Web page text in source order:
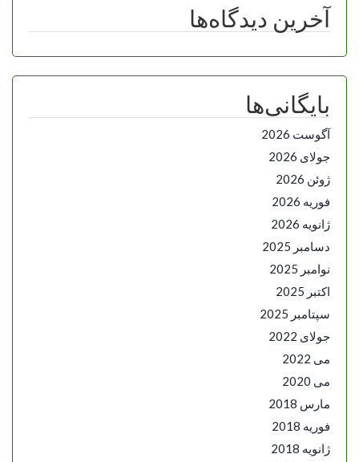
آخرین دیدگاه‌ها
بایگانی‌ها
آگوست 2026
جولای 2026
ژوئن 2026
فوریه 2026
ژانویه 2026
دسامبر 2025
نوامبر 2025
اکتبر 2025
سپتامبر 2025
جولای 2022
می 2022
می 2020
مارس 2018
فوریه 2018
ژانویه 2018